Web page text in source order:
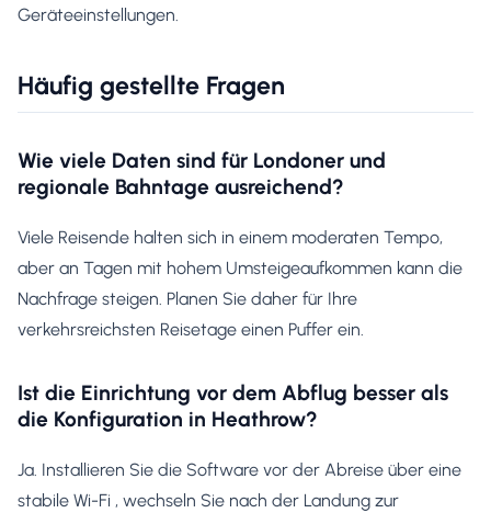
Geräteeinstellungen.
Häufig gestellte Fragen
Wie viele Daten sind für Londoner und
regionale Bahntage ausreichend?
Viele Reisende halten sich in einem moderaten Tempo,
aber an Tagen mit hohem Umsteigeaufkommen kann die
Nachfrage steigen. Planen Sie daher für Ihre
verkehrsreichsten Reisetage einen Puffer ein.
Ist die Einrichtung vor dem Abflug besser als
die Konfiguration in Heathrow?
Ja. Installieren Sie die Software vor der Abreise über eine
stabile Wi-Fi , wechseln Sie nach der Landung zur